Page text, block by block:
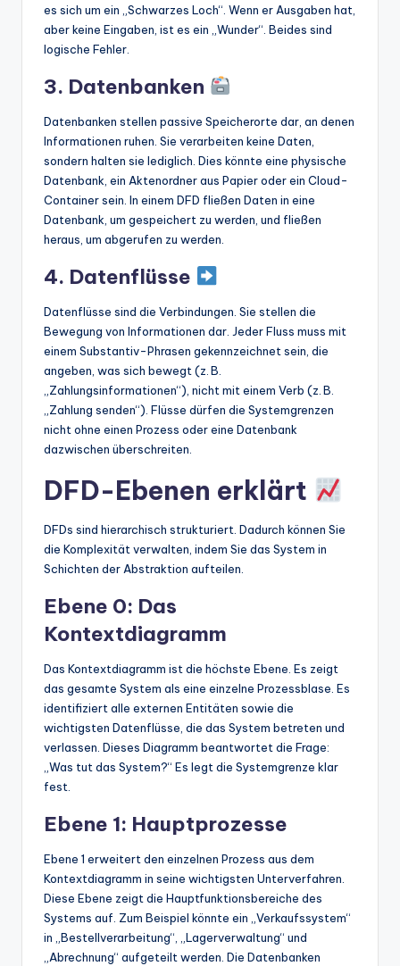
es sich um ein „Schwarzes Loch“. Wenn er Ausgaben hat,
aber keine Eingaben, ist es ein „Wunder“. Beides sind
logische Fehler.
3. Datenbanken
Datenbanken stellen passive Speicherorte dar, an denen
Informationen ruhen. Sie verarbeiten keine Daten,
sondern halten sie lediglich. Dies könnte eine physische
Datenbank, ein Aktenordner aus Papier oder ein Cloud-
Container sein. In einem DFD fließen Daten in eine
Datenbank, um gespeichert zu werden, und fließen
heraus, um abgerufen zu werden.
4. Datenflüsse
Datenflüsse sind die Verbindungen. Sie stellen die
Bewegung von Informationen dar. Jeder Fluss muss mit
einem Substantiv-Phrasen gekennzeichnet sein, die
angeben, was sich bewegt (z. B.
„Zahlungsinformationen“), nicht mit einem Verb (z. B.
„Zahlung senden“). Flüsse dürfen die Systemgrenzen
nicht ohne einen Prozess oder eine Datenbank
dazwischen überschreiten.
DFD-Ebenen erklärt
DFDs sind hierarchisch strukturiert. Dadurch können Sie
die Komplexität verwalten, indem Sie das System in
Schichten der Abstraktion aufteilen.
Ebene 0: Das
Kontextdiagramm
Das Kontextdiagramm ist die höchste Ebene. Es zeigt
das gesamte System als eine einzelne Prozessblase. Es
identifiziert alle externen Entitäten sowie die
wichtigsten Datenflüsse, die das System betreten und
verlassen. Dieses Diagramm beantwortet die Frage:
„Was tut das System?“ Es legt die Systemgrenze klar
fest.
Ebene 1: Hauptprozesse
Ebene 1 erweitert den einzelnen Prozess aus dem
Kontextdiagramm in seine wichtigsten Unterverfahren.
Diese Ebene zeigt die Hauptfunktionsbereiche des
Systems auf. Zum Beispiel könnte ein „Verkaufssystem“
in „Bestellverarbeitung“, „Lagerverwaltung“ und
„Abrechnung“ aufgeteilt werden. Die Datenbanken